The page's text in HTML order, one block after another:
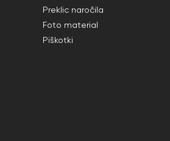
Preklic naročila
Foto material
Piškotki